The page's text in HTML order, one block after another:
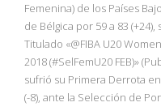
Femenina) de los Países
de Bélgica por 59 a 83
Titulado «@FIBA U20
2018 (#SelFemU20 FEB)»
sufrió su Primera Derrota
(-8), ante la Selección de